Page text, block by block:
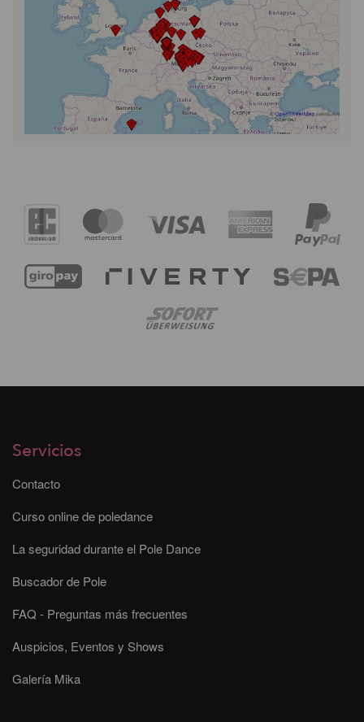
Servicios
Contacto
Curso online de poledance
La seguridad durante el Pole Dance
Buscador de Pole
FAQ - Preguntas más frecuentes
Auspicios, Eventos y Shows
Galería Mika